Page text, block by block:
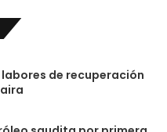
de recuperación